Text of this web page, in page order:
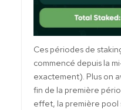
Ces périodes de
commencé depuis la
exactement). Plus on
fin de la première
effet, la première pool